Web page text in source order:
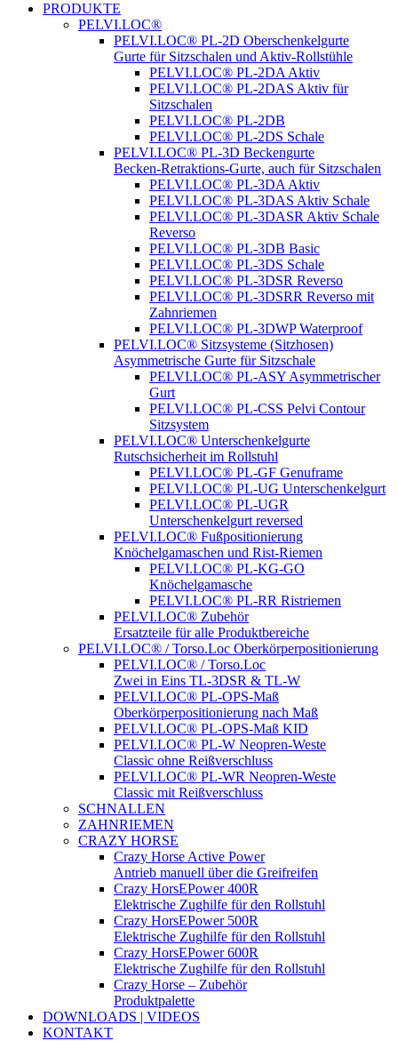
PRODUKTE
PELVI.LOC®
PELVI.LOC® PL-2D Oberschenkelgurte
Gurte für Sitzschalen und Aktiv-Rollstühle
PELVI.LOC® PL-2DA Aktiv
PELVI.LOC® PL-2DAS Aktiv für
Sitzschalen
PELVI.LOC® PL-2DB
PELVI.LOC® PL-2DS Schale
PELVI.LOC® PL-3D Beckengurte
Becken-Retraktions-Gurte, auch für Sitzschalen
PELVI.LOC® PL-3DA Aktiv
PELVI.LOC® PL-3DAS Aktiv Schale
PELVI.LOC® PL-3DASR Aktiv Schale
Reverso
PELVI.LOC® PL-3DB Basic
PELVI.LOC® PL-3DS Schale
PELVI.LOC® PL-3DSR Reverso
PELVI.LOC® PL-3DSRR Reverso mit
Zahnriemen
PELVI.LOC® PL-3DWP Waterproof
PELVI.LOC® Sitzsysteme (Sitzhosen)
Asymmetrische Gurte für Sitzschale
PELVI.LOC® PL-ASY Asymmetrischer
Gurt
PELVI.LOC® PL-CSS Pelvi Contour
Sitzsystem
PELVI.LOC® Unterschenkelgurte
Rutschsicherheit im Rollstuhl
PELVI.LOC® PL-GF Genuframe
PELVI.LOC® PL-UG Unterschenkelgurt
PELVI.LOC® PL-UGR
Unterschenkelgurt reversed
PELVI.LOC® Fußpositionierung
Knöchelgamaschen und Rist-Riemen
PELVI.LOC® PL-KG-GO
Knöchelgamasche
PELVI.LOC® PL-RR Ristriemen
PELVI.LOC® Zubehör
Ersatzteile für alle Produktbereiche
PELVI.LOC® / Torso.Loc Oberkörperpositionierung
PELVI.LOC® / Torso.Loc
Zwei in Eins TL-3DSR & TL-W
PELVI.LOC® PL-OPS-Maß
Oberkörperpositionierung nach Maß
PELVI.LOC® PL-OPS-Maß KID
PELVI.LOC® PL-W Neopren-Weste
Classic ohne Reißverschluss
PELVI.LOC® PL-WR Neopren-Weste
Classic mit Reißverschluss
SCHNALLEN
ZAHNRIEMEN
CRAZY HORSE
Crazy Horse Active Power
Antrieb manuell über die Greifreifen
Crazy HorsEPower 400R
Elektrische Zughilfe für den Rollstuhl
Crazy HorsEPower 500R
Elektrische Zughilfe für den Rollstuhl
Crazy HorsEPower 600R
Elektrische Zughilfe für den Rollstuhl
Crazy Horse – Zubehör
Produktpalette
DOWNLOADS | VIDEOS
KONTAKT